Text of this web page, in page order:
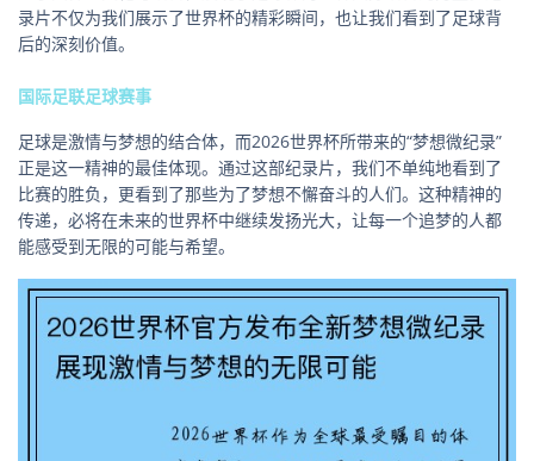
录片不仅为我们展示了世界杯的精彩瞬间，也让我们看到了足球背
后的深刻价值。
国际足联足球赛事
足球是激情与梦想的结合体，而2026世界杯所带来的“梦想微纪录”
正是这一精神的最佳体现。通过这部纪录片，我们不单纯地看到了
比赛的胜负，更看到了那些为了梦想不懈奋斗的人们。这种精神的
传递，必将在未来的世界杯中继续发扬光大，让每一个追梦的人都
能感受到无限的可能与希望。